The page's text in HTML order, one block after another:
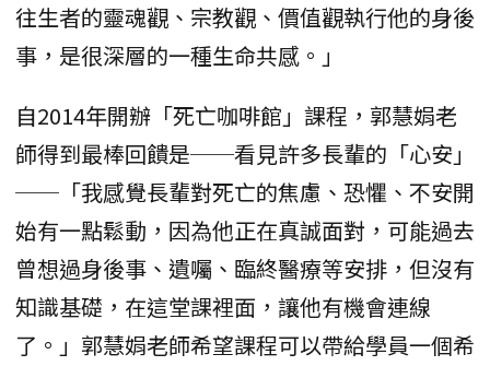
往生者的靈魂觀、宗教觀、價值觀執行他的身後
事，是很深層的一種生命共感。」
自2014年開辦「死亡咖啡館」課程，郭慧娟老
師得到最棒回饋是──看見許多長輩的「心安」
──「我感覺長輩對死亡的焦慮、恐懼、不安開
始有一點鬆動，因為他正在真誠面對，可能過去
曾想過身後事、遺囑、臨終醫療等安排，但沒有
知識基礎，在這堂課裡面，讓他有機會連線
了。」郭慧娟老師希望課程可以帶給學員一個希